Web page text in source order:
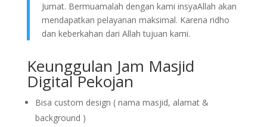
Jumat. Bermuamalah dengan kami insyaAllah akan
mendapatkan pelayanan maksimal. Karena ridho
dan keberkahan dari Allah tujuan kami.
Keunggulan Jam Masjid
Digital Pekojan
Bisa custom design ( nama masjid, alamat &
background )